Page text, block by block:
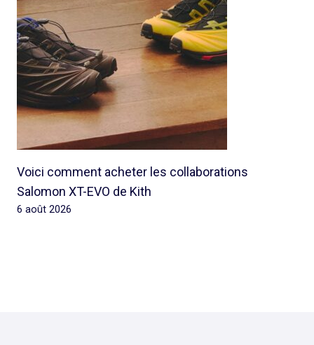
Voici comment acheter les collaborations
Salomon XT-EVO de Kith
6 août 2026